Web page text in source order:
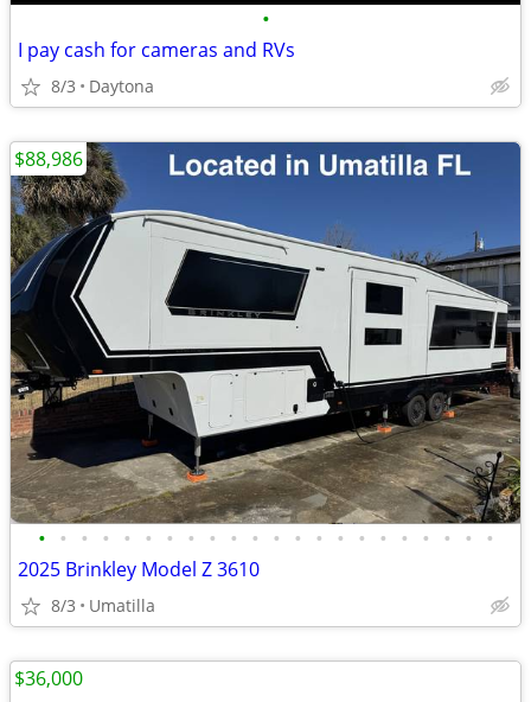
•
I pay cash for cameras and RVs
8/3 Daytona
• • • • • • • • • • • • • • • • • • • • • •
2025 Brinkley Model Z 3610
8/3 Umatilla
$88,986
$36,000